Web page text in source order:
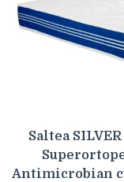
Saltea
Antimicrobian